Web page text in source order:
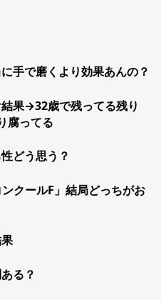
手で磨くより効果あんの？
果→32歳で残ってる残り
腐ってる
どう思う？
クールF」結局どっちがお
る？